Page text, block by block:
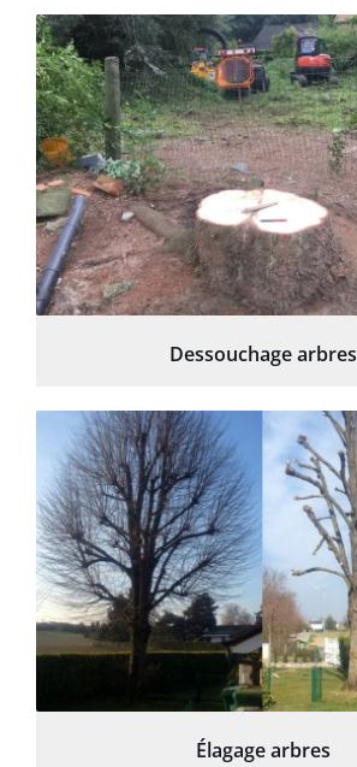
Dessouchage arbres
Élagage arbres